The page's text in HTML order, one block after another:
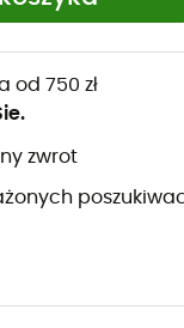
od 750 zł
zwrot